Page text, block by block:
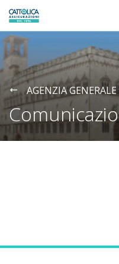
Generali logo
AGENZIA